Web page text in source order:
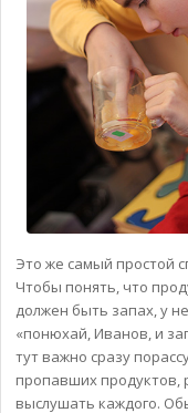
Это же самый простой
Чтобы понять, что
должен быть запах, у
«понюхай, Иванов, и
тут важно сразу
пропавших продуктов,
выслушать каждого.